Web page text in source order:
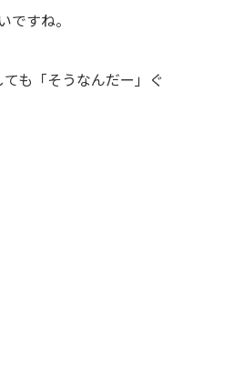
すね。
も「そうなんだー」ぐ